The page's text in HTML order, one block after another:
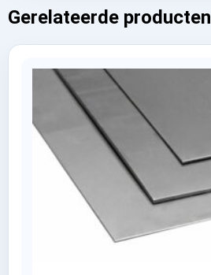
Gerelateerde producten